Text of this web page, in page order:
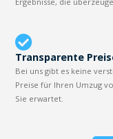
Transparente
Bei uns gibt es keine
Preise für Ihren Umzug
Sie erwartet.